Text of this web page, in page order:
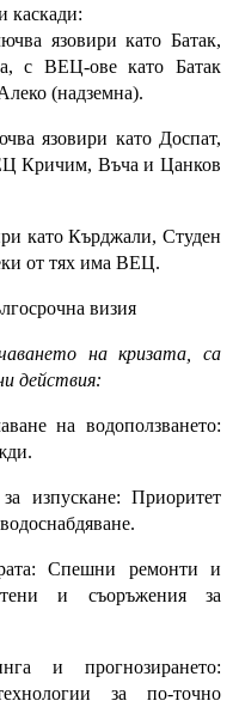
каскади:
язовири като Батак,
с ВЕЦ-ове като Батак
(надземна).
язовири като Доспат,
Кричим, Въча и Цанков
като Кърджали, Студен
от тях има ВЕЦ.
визия
на кризата, са
действия:
на водоползването:
изпускане: Приоритет
Спешни ремонти и
и съоръжения за
и прогнозирането:
за по-точно